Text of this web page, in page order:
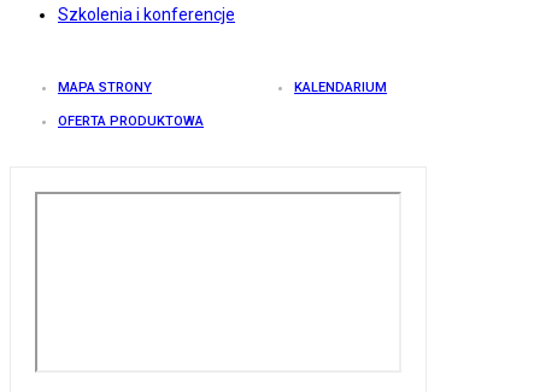
Szkolenia i konferencje
MAPA STRONY KALENDARIUM
OFERTA PRODUKTOWA